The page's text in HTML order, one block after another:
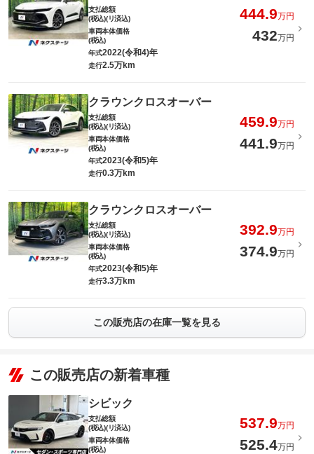
支払総額
(税込)(リ済込)
444.9万円
車両本体価格
(税込)
432万円
年式2022(令和4)年
走行2.5万km
クラウンクロスオーバー
支払総額
(税込)(リ済込)
459.9万円
車両本体価格
(税込)
441.9万円
年式2023(令和5)年
走行0.3万km
クラウンクロスオーバー
支払総額
(税込)(リ済込)
392.9万円
車両本体価格
(税込)
374.9万円
年式2023(令和5)年
走行3.3万km
この販売店の在庫一覧を見る
この販売店の新着車種
シビック
支払総額
(税込)(リ済込)
537.9万円
車両本体価格
(税込)
525.4万円